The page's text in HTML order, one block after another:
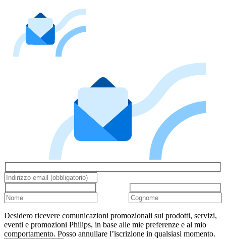
Desidero ricevere comunicazioni promozionali sui prodotti, servizi,
eventi e promozioni Philips, in base alle mie preferenze e al mio
comportamento. Posso annullare l’iscrizione in qualsiasi momento.